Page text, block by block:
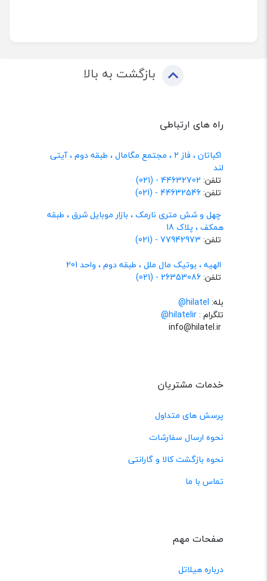
بازگشت به بالا
راه های ارتباطی
اکباتان ، فاز 2 ، مجتمع مگامال ، طبقه دوم ، آیتی
لند
تلفن: 44632702 - (021)
تلفن:44632546 - (021)
چهل و شش متری نارمک ، بازار موبایل شرق ، طبقه
همکف ، پلاک 18
تلفن: 77942973 - (021)
الهیه ، بوتیک مال ملل ، طبقه دوم ، واحد 201
تلفن:26353086 - (021)
بله: hilatel@
تلگرام :@hilatelir
خدمات مشتریان
پرسش های متداول
نحوه ارسال سفارشات
نحوه بازگشت کالا و گارانتی
تماس با ما
صفحات مهم
درباره هیلاتل